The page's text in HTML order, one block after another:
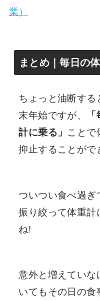
業）
まとめ｜毎日の
ちょっと油断す
末年始ですが、
計に乗る」 ことで
抑止することがで
ついつい食べ過ぎ
振り絞って体重計
ね!
意外と増えていな
いてもその日の